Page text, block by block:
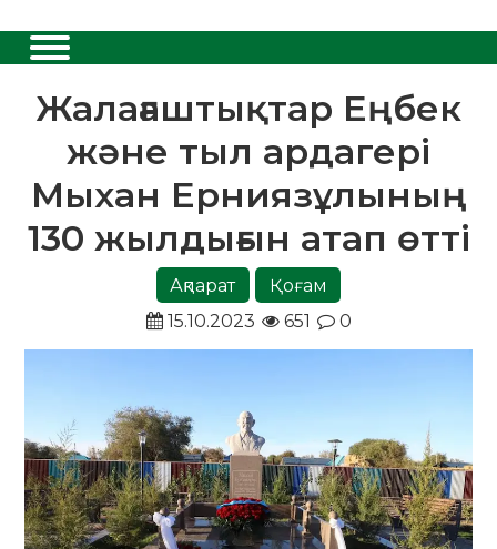
Жалағаштықтар Еңбек
және тыл ардагері
Мыхан Ерниязұлының
130 жылдығын атап өтті
Ақпарат
Қоғам
15.10.2023
651 0